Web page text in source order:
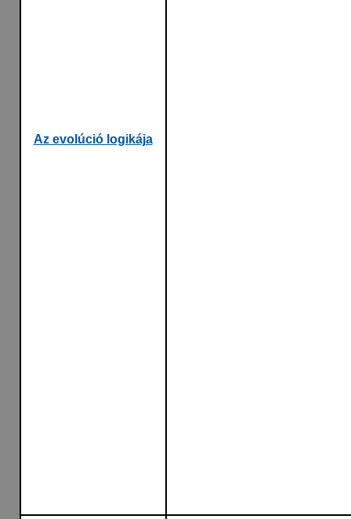
Az evolúció logikája